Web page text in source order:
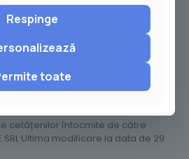
social în Buzău, Piața Daciei, nr.
pentru documentatia de
DE COLECTARE SEPARATA
VOLUNTAR IN MUNICIPIUL BUZAU“,
de informare a publicului
elaborare a Planului Urbanistic
scrisă 2. Parte desenată
cetățenilor întocmite de către
SRL Ultima modificare la data de 29
Respinge
toate